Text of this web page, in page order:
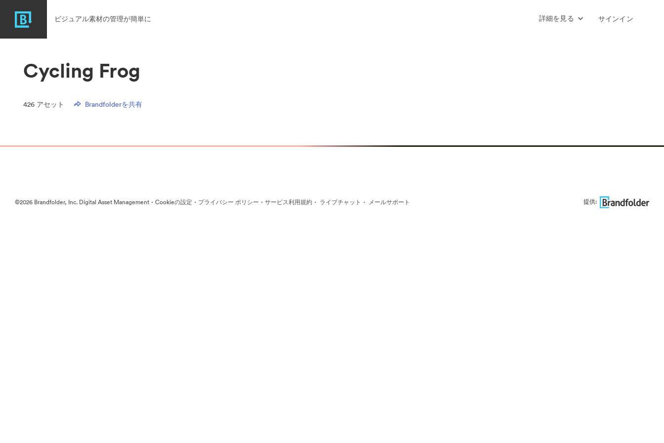
ビジュアル素材の管理が簡単に 詳細を見る サインイン
Cycling Frog
426 アセット Brandfolderを共有
©2026 Brandfolder, Inc. Digital Asset Management · Cookieの設定 · プライバシー ポリシー · サービス利用規約 · ライブチャット · メールサポート 提供: